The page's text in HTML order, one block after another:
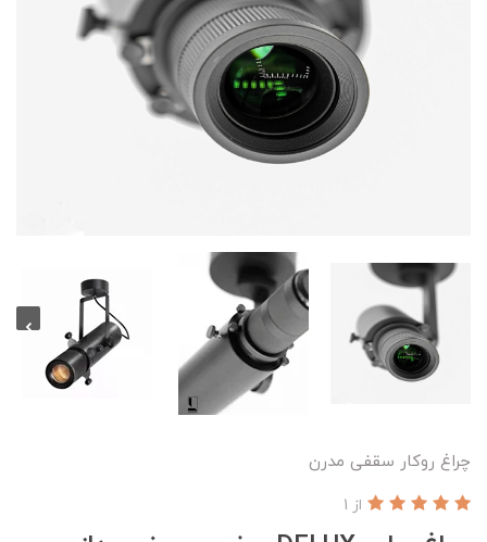
چراغ روکار سقفی مدرن
از 1